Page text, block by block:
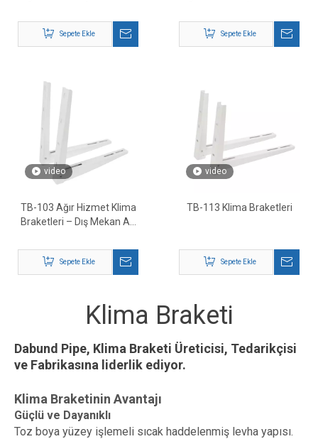
Sepete Ekle Sepete Ekle
video
TB-103 Ağır Hizmet Klima
Braketleri – Dış Mekan AC
Sepete Ekle
video
TB-113 Klima Braketleri
Sepete Ekle
Klima Braketi
Dabund Pipe, Klima Braketi Üreticisi, Tedarikçisi
ve Fabrikasına liderlik ediyor.
Klima Braketinin Avantajı
Güçlü ve Dayanıklı
Toz boya yüzey işlemeli sıcak haddelenmiş levha yapısı.